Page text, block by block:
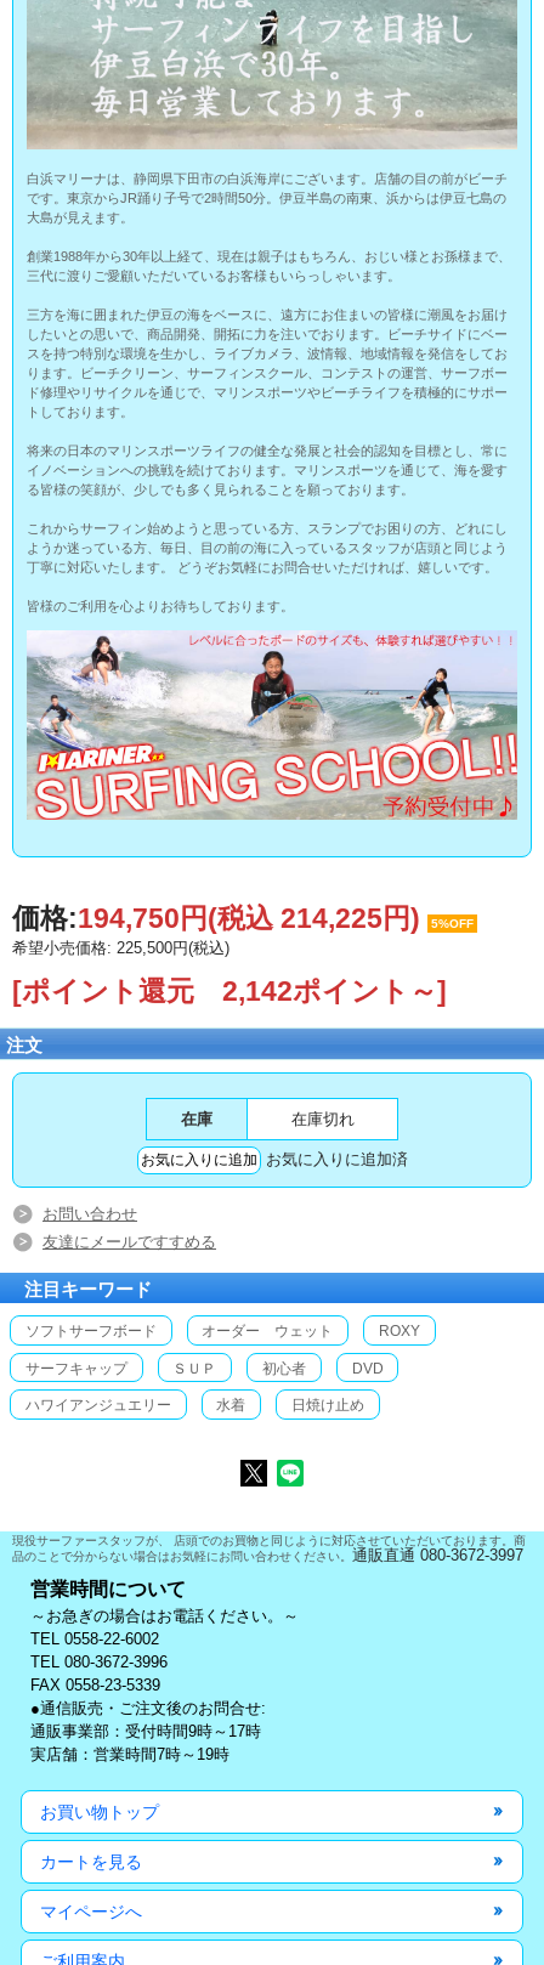
白浜マリーナは、静岡県下田市の白浜海岸にございます。店舗の目の前がビーチ
です。東京からJR踊り子号で2時間50分。伊豆半島の南東、浜からは伊豆七島の
大島が見えます。
創業1988年から30年以上経て、現在は親子はもちろん、おじい様とお孫様まで、
三代に渡りご愛顧いただいているお客様もいらっしゃいます。
三方を海に囲まれた伊豆の海をベースに、遠方にお住まいの皆様に潮風をお届け
したいとの思いで、商品開発、開拓に力を注いでおります。ビーチサイドにベー
スを持つ特別な環境を生かし、ライブカメラ、波情報、地域情報を発信をしてお
ります。ビーチクリーン、サーフィンスクール、コンテストの運営、サーフボー
ド修理やリサイクルを通じで、マリンスポーツやビーチライフを積極的にサポー
トしております。
将来の日本のマリンスポーツライフの健全な発展と社会的認知を目標とし、常に
イノベーションへの挑戦を続けております。マリンスポーツを通じて、海を愛す
る皆様の笑顔が、少しでも多く見られることを願っております。
これからサーフィン始めようと思っている方、スランプでお困りの方、どれにし
ようか迷っている方、毎日、目の前の海に入っているスタッフが店頭と同じよう
丁寧に対応いたします。 どうぞお気軽にお問合せいただければ、嬉しいです。
皆様のご利用を心よりお待ちしております。
価格:194,750円(税込 214,225円) 5%OFF
希望小売価格: 225,500円(税込)
[ポイント還元 2,142ポイント～]
注文
在庫 在庫切れ
お気に入りに追加済
お問い合わせ
友達にメールですすめる
注目キーワード
ソフトサーフボード オーダー ウェット ROXY
サーフキャップ ＳＵＰ 初心者 DVD
ハワイアンジュエリー 水着 日焼け止め
現役サーファースタッフが、 店頭でのお買物と同じように対応させていただいております。商
品のことで分からない場合はお気軽にお問い合わせください。 通販直通 080-3672-3997
営業時間について
～お急ぎの場合はお電話ください。～
TEL 0558-22-6002
TEL 080-3672-3996
FAX 0558-23-5339
●通信販売・ご注文後のお問合せ:
通販事業部：受付時間9時～17時
実店舗：営業時間7時～19時
お買い物トップ
カートを見る
マイページへ